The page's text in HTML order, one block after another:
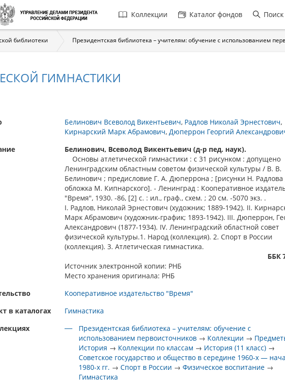
Главная
навигация
Коллекции Каталог фондов Поиск
библиотеки Президентская библиотека – учителям: обучение с использованием
ГИМНАСТИКИ
Белинович Всеволод Викентьевич Радлов Николай Эрнестович
Кирнарский Марк Абрамович Дюперрон Георгий
Белинович, Всеволод Викентьевич (д-р пед. наук).
Основы атлетической гимнастики : с 31 рисунком : допущено
Ленинградским областным советом физической культуры / В. В.
Белинович ; предисловие Г. А. Дюперрона ; [рисунки Н. Радлова
обложка М. Кипнарского]. - Ленинград : Кооперативное
"Время", 1930. -86, [2] с. : ил., граф., схем. ; 20 см. -5070 экз. .
I. Радлов, Николай Эрнестович (художник; 1889-1942). II.
Марк Абрамович (художник-график; 1893-1942). III. Дюперрон,
Александрович (1877-1934). IV. Ленинградский областной совет
физической культуры.1. Народ (коллекция). 2. Спорт в России
(коллекция). 3. Атлетическая гимнастика.
ББК
Источник электронной копии: РНБ
Место хранения оригинала: РНБ
Кооперативное издательство "Время"
в каталогах
Гимнастика
Президентская библиотека – учителям: обучение с
использованием первоисточников → Коллекции →
История → Коллекции по классам → История (11 класс) →
Советское государство и общество в середине 1960-х —
1980-х гг. →Спорт в России →Физическое воспитание →
Гимнастика